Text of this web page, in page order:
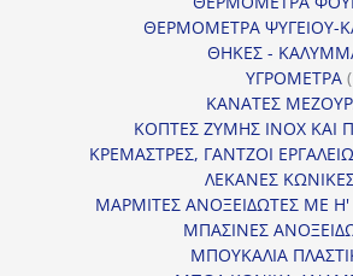
ΘΕΡΜΟΜΕΤΡΑ ΨΥΓΕΙΟΥ-
ΘΗΚΕΣ -
ΥΓΡΟΜΕΤΡΑ
ΚΑΝΑΤΕΣ
ΚΟΠΤΕΣ ΖΥΜΗΣ INOX ΚΑΙ
ΚΡΕΜΑΣΤΡΕΣ, ΓΑΝΤΖΟΙ
ΛΕΚΑΝΕΣ
ΜΑΡΜΙΤΕΣ ΑΝΟΞΕΙΔΩΤΕΣ ΜΕ Η'
ΜΠΑΣΙΝΕΣ
ΜΠΟΥΚΑΛΙΑ